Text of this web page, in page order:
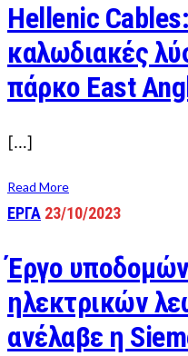
Hellenic
καλωδιακές
πάρκο East
[…]
Read More
ΕΡΓΑ 23/10/2023
Έργο
ηλεκτρικών
ανέλαβε η